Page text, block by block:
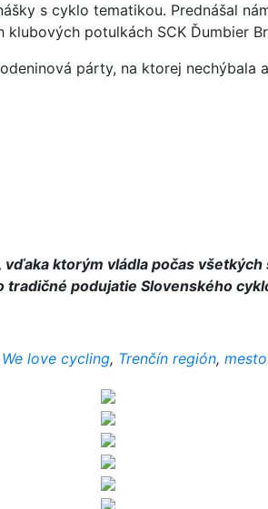
s cyklo tematikou. Prednášal
potulkách SCK Ďumbier
párty, na ktorej nechýbala
ktorým vládla počas
podujatie Slovenského
love cycling, Trenčín región,